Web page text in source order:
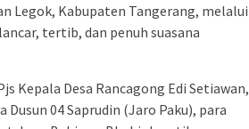
Legok, Kabupaten Tangerang, melalui
tertib, dan penuh suasana
Kepala Desa Rancagong Edi Setiawan,
Dusun 04 Saprudin (Jaro Paku), para